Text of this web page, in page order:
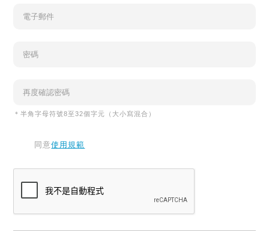
＊半角字母符號8至32個字元（大小寫混合）
同意使用規範